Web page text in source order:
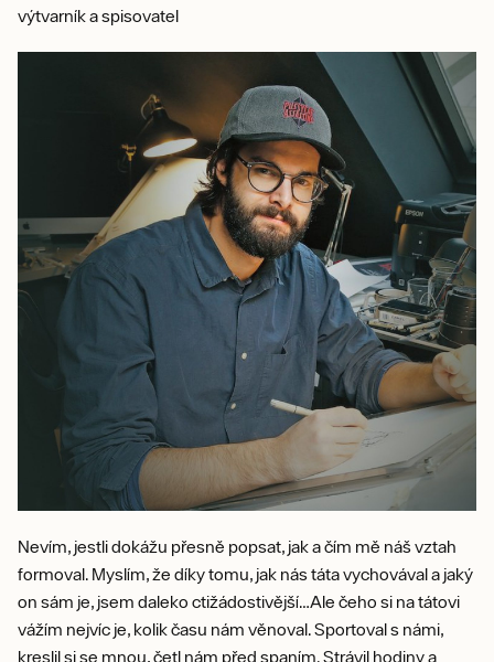
výtvarník a spisovatel
Nevím, jestli dokážu přesně popsat, jak a čím mě náš vztah
formoval. Myslím, že díky tomu, jak nás táta vychovával a jaký
on sám je, jsem daleko ctižádostivější…Ale čeho si na tátovi
vážím nejvíc je, kolik času nám věnoval. Sportoval s námi,
kreslil si se mnou, četl nám před spaním. Strávil hodiny a